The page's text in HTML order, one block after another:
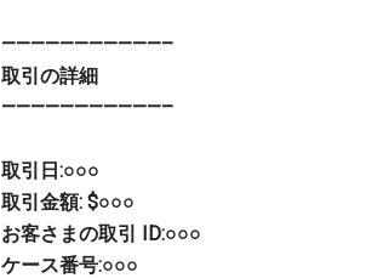
———————————–
取引の詳細
———————————–
取引日:○○○
取引金額: $○○○
お客さまの取引 ID:○○○
ケース番号:○○○